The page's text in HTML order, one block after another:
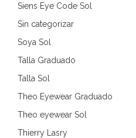
Siens Eye Code Sol
Sin categorizar
Soya Sol
Talla Graduado
Talla Sol
Theo Eyewear Graduado
Theo eyewear Sol
Thierry Lasry